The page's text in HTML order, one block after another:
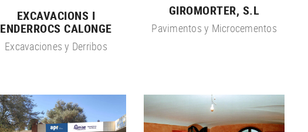
EXCAVACIONS I
ENDERROCS CALONGE
Excavaciones y Derribos
GIROMORTER, S.L
Pavimentos y Microcementos